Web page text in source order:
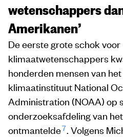
wetenschappers
Amerikanen’
De eerste grote schok voor
klimaatwetenschappers
honderden mensen van
klimaatinstituut National
Administration (NOAA) op
onderzoeksafdeling van
ontmantelde7. Volgens